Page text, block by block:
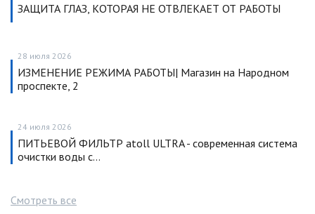
ЗАЩИТА ГЛАЗ, КОТОРАЯ НЕ ОТВЛЕКАЕТ ОТ РАБОТЫ
28 июля 2026
ИЗМЕНЕНИЕ РЕЖИМА РАБОТЫ| Магазин на Народном
проспекте, 2
24 июля 2026
ПИТЬЕВОЙ ФИЛЬТР atoll ULTRA - современная система
очистки воды с…
Смотреть все